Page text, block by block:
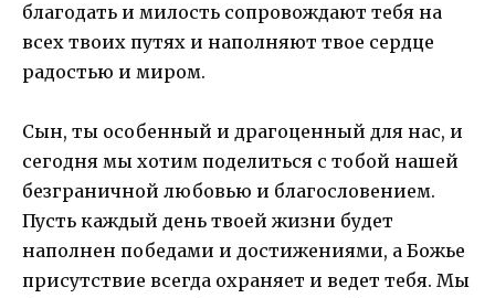
благодать и милость сопровождают тебя на
всех твоих путях и наполняют твое сердце
радостью и миром.
Сын, ты особенный и драгоценный для нас, и
сегодня мы хотим поделиться с тобой нашей
безграничной любовью и благословением.
Пусть каждый день твоей жизни будет
наполнен победами и достижениями, а Божье
присутствие всегда охраняет и ведет тебя. Мы